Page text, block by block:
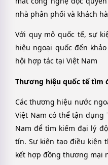
nhà phân phối và khách
Với quy mô quốc tế, sự
hiệu ngoại quốc đến
hội hợp tác tại Việt Nam
Thương hiệu quốc tế tìm
Các thương hiệu nước
Việt Nam có thể tận dụng
Nam để tìm kiếm đại lý
tín. Sự kiện tạo điều kiện
kết hợp đồng thương mại